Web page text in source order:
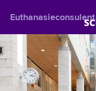
Euthanasieconsulent
Het
Wat is